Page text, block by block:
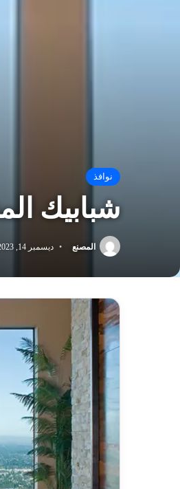
نوافذ
شبابيك
المصنع ديسمبر 14, 2023